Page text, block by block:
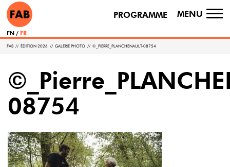
PROGRAMME MENU
EN FR
FAB // ÉDITION 2026 // GALERIE PHOTO // ©_PIERRE_PLANCHENAULT-08754
08754